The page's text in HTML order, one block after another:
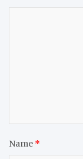
Name *